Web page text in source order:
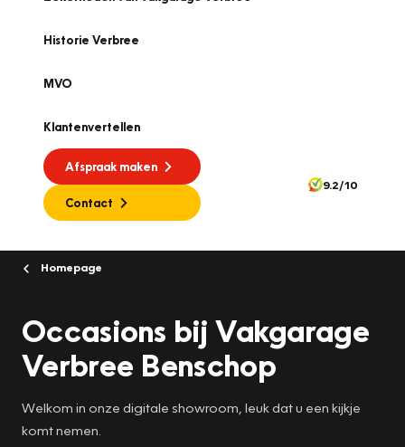
Historie Verbree
MVO
Klantenvertellen
Afspraak maken
Contact
9.2/10
Homepage
Occasions bij Vakgarage
Verbree Benschop
Welkom in onze digitale showroom, leuk dat u een kijkje
komt nemen.